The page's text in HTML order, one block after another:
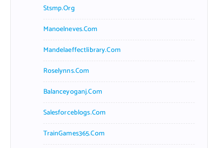
Stsmp.org
Manoelneves.com
Mandelaeffectlibrary.com
Roselynns.com
Balanceyoganj.com
Salesforceblogs.com
TrainGames365.com